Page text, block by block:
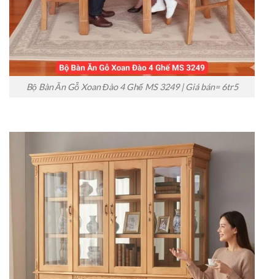
Bộ Bàn Ăn Gỗ Xoan Đào 4 Ghế MS 3249 | Giá bán= 6tr5